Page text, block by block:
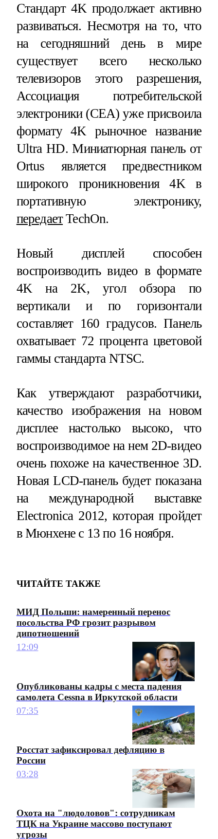
Стандарт 4K продолжает активно
развиваться. Несмотря на то, что
на сегодняшний день в мире
существует всего несколько
телевизоров этого разрешения,
Ассоциация потребительской
электроники (CEA) уже присвоила
формату 4K рыночное название
Ultra HD. Миниатюрная панель от
Ortus является предвестником
широкого проникновения 4K в
портативную электронику,
передаетTechOn.
Новый дисплей способен
воспроизводить видео в формате
4K на 2K, угол обзора по
вертикали и по горизонтали
составляет 160 градусов. Панель
охватывает 72 процента цветовой
гаммы стандарта NTSC.
Как утверждают разработчики,
качество изображения на новом
дисплее настолько высоко, что
воспроизводимое на нем 2D-видео
очень похоже на качественное 3D.
Новая LCD-панель будет показана
на международной выставке
Electronica 2012, которая пройдет
в Мюнхене с 13 по 16 ноября.
ЧИТАЙТЕ ТАКЖЕ
МИД Польши: намеренный перенос
посольства РФ грозит разрывом
дипотношений
12:09
Опубликованы кадры с места падения
самолета Cessna в Иркутской области
07:35
Росстат зафиксировал дефляцию в
России
03:28
Охота на "людоловов": сотрудникам
ТЦК на Украине массово поступают
угрозы